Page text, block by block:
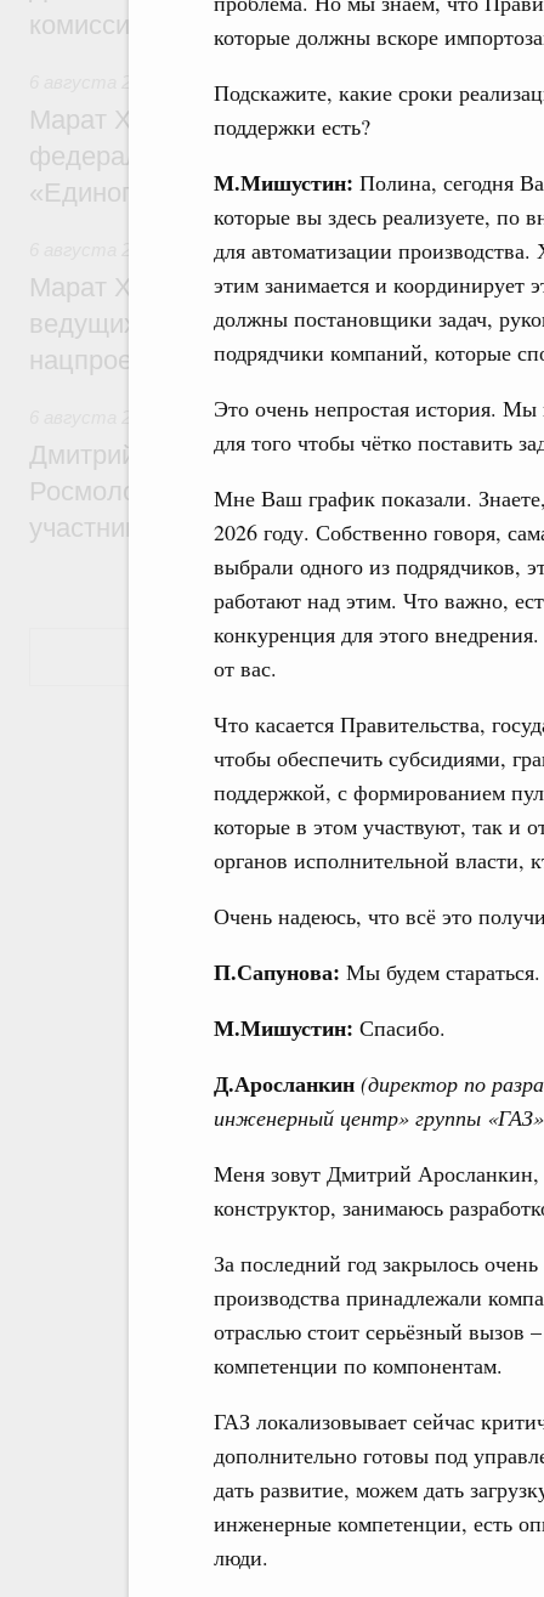
которые должны вскоре
Подскажите, какие сроки
поддержки есть?
М.Мишустин: Полина, сегодня
которые вы здесь реализуете, по
для автоматизации
этим занимается и координирует
должны постановщики задач,
подрядчики компаний, которые
Это очень непростая история.
для того чтобы чётко поставить
Мне Ваш график показали.
2026 году. Собственно говоря,
выбрали одного из
работают над этим. Что важно,
конкуренция для этого
от вас.
Что касается Правительства,
чтобы обеспечить субсидиями,
поддержкой, с формированием
которые в этом участвуют, так и
органов исполнительной власти,
Очень надеюсь, что всё это
П.Сапунова: Мы будем
М.Мишустин: Спасибо.
Д.Аросланкин (директор по
инженерный центр» группы
Меня зовут Дмитрий
конструктор, занимаюсь
За последний год закрылось
производства принадлежали
отраслью стоит серьёзный вызов
компетенции по компонентам.
ГАЗ локализовывает сейчас
дополнительно готовы под
дать развитие, можем дать
инженерные компетенции, есть
люди.
комиссии по промышленности
Регулирование в сфере строительства
Марат Хуснуллин: Более 130
федерального значения построено под
«Единого заказчика»
Национальный проект «Инфраструктура
Марат Хуснуллин: Порядка 200
ведущих к спортивным объектам,
нацпроекту «Инфраструктура для
Молодёжная политика
Дмитрий Чернышенко, Сергей Кравцов и
Росмолодёжи Григорий Гуров
участников проекта «Кольцо открытий»